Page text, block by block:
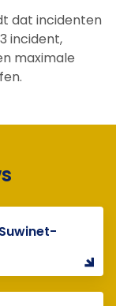
dat incidenten
incident,
maximale